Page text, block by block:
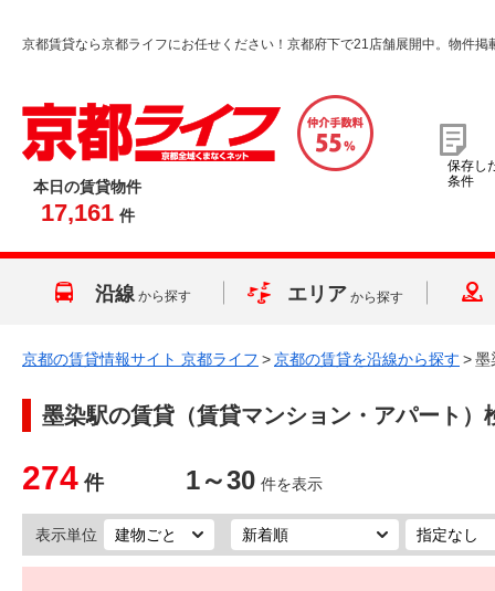
京都賃貸なら京都ライフにお任せください！京都府下で21店舗展開中。物件掲
本日の賃貸物件
17,161 件
保存し
条件
沿線 から探す エリア から探す
京都の賃貸情報サイト 京都ライフ >京都の賃貸を沿線から探す >墨
墨染駅の賃貸（賃貸マンション・アパート）
274 件 1～30 件を表示
表示単位